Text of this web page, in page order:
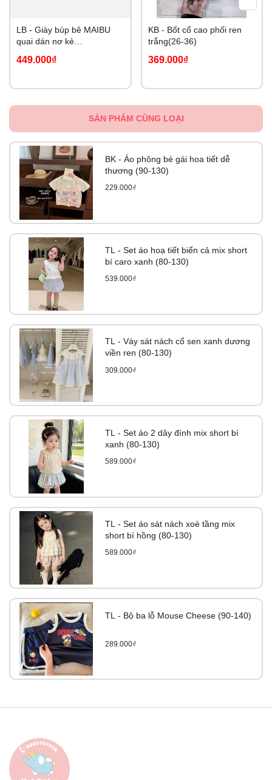
LB - Giày búp bê MAIBU
quai dán nơ kẻ
449.000₫
KB - Bốt cổ cao phối ren
trắng(26-36)
369.000₫
SẢN PHẨM CÙNG LOẠI
BK - Áo phông bé gái hoa tiết dễ
thương (90-130)
229.000₫
TL - Set áo hoạ tiết biển cả mix short
bí caro xanh (80-130)
539.000₫
TL - Váy sát nách cổ sen xanh dương
viền ren (80-130)
309.000₫
TL - Set áo 2 dây đính mix short bí
xanh (80-130)
589.000₫
TL - Set áo sát nách xoè tầng mix
short bí hồng (80-130)
589.000₫
TL - Bộ ba lỗ Mouse Cheese (90-140)
289.000₫